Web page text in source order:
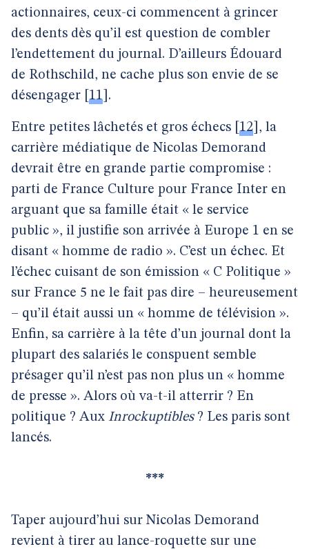
actionnaires, ceux-ci commencent à grincer
des dents dès qu’il est question de combler
l’endettement du journal. D’ailleurs Édouard
de Rothschild, ne cache plus son envie de se
désengager 11 .
Entre petites lâchetés et gros échecs 12 , la
carrière médiatique de Nicolas Demorand
devrait être en grande partie compromise :
parti de France Culture pour France Inter en
arguant que sa famille était « le service
public », il justifie son arrivée à Europe 1 en se
disant « homme de radio ». C’est un échec. Et
l’échec cuisant de son émission « C Politique »
sur France 5 ne le fait pas dire – heureusement
– qu’il était aussi un « homme de télévision ».
Enfin, sa carrière à la tête d’un journal dont la
plupart des salariés le conspuent semble
présager qu’il n’est pas non plus un « homme
de presse ». Alors où va-t-il atterrir ? En
politique ? Aux Inrockuptibles? Les paris sont
lancés.
***
Taper aujourd’hui sur Nicolas Demorand
revient à tirer au lance-roquette sur une